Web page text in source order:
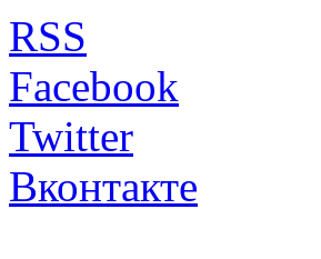
RSS
Facebook
Twitter
Вконтакте